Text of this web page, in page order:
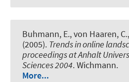
Buhmann, E., von Haaren,
(2005). Trends in online
proceedings at Anhalt
Sciences 2004. Wichmann.
More...